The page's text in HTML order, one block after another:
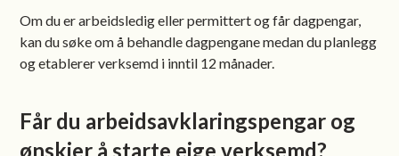
Om du er arbeidsledig eller permittert og får dagpengar,
kan du søke om å behandle dagpengane medan du planlegg
og etablerer verksemd i inntil 12 månader.
Får du arbeidsavklaringspengar og
ønskjer å starte eige verksemd?